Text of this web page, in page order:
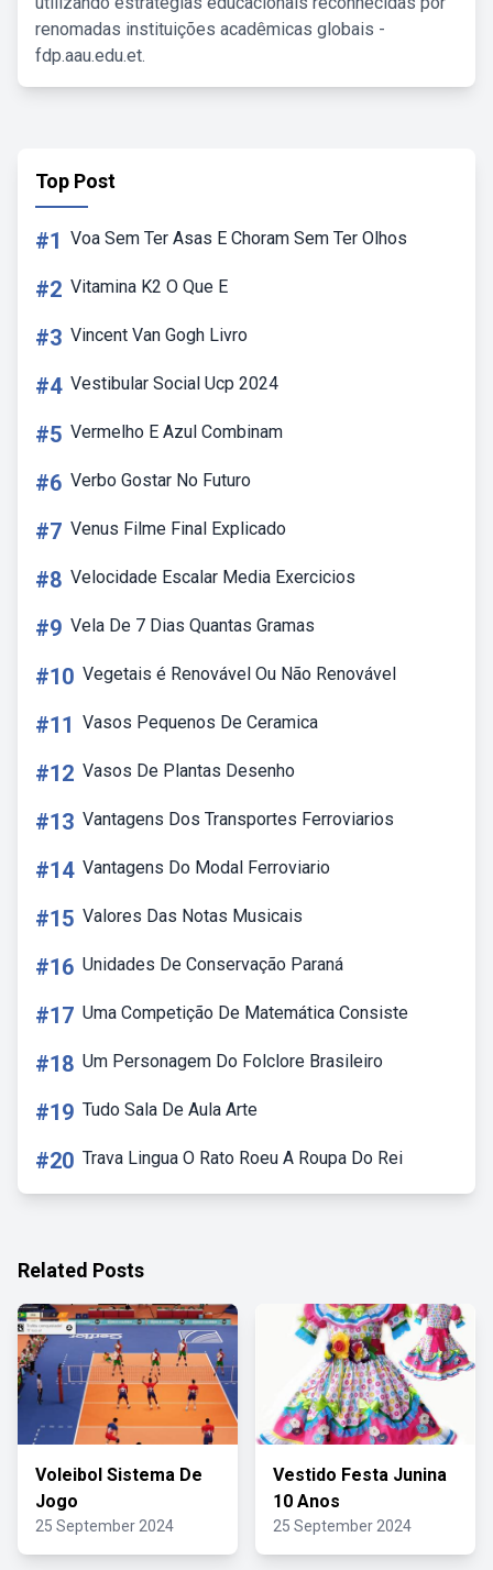
renomadas instituições acadêmicas globais -
fdp.aau.edu.et.
Top Post
#1 Voa Sem Ter Asas E Choram Sem Ter Olhos
#2 Vitamina K2 O Que E
#3 Vincent Van Gogh Livro
#4 Vestibular Social Ucp 2024
#5 Vermelho E Azul Combinam
#6 Verbo Gostar No Futuro
#7 Venus Filme Final Explicado
#8 Velocidade Escalar Media Exercicios
#9 Vela De 7 Dias Quantas Gramas
#10 Vegetais é Renovável Ou Não Renovável
#11 Vasos Pequenos De Ceramica
#12 Vasos De Plantas Desenho
#13 Vantagens Dos Transportes Ferroviarios
#14 Vantagens Do Modal Ferroviario
#15 Valores Das Notas Musicais
#16 Unidades De Conservação Paraná
#17 Uma Competição De Matemática Consiste
#18 Um Personagem Do Folclore Brasileiro
#19 Tudo Sala De Aula Arte
#20 Trava Lingua O Rato Roeu A Roupa Do Rei
Related Posts
Voleibol Sistema De
Jogo
25 September 2024
Vestido Festa Junina
10 Anos
25 September 2024